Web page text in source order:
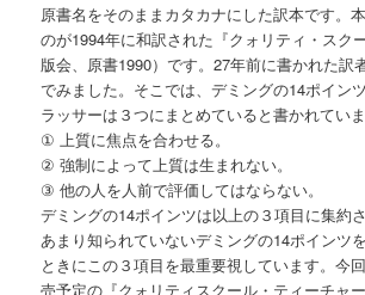
原書名をそのままカタカナにした訳本です。
のが1994年に和訳された『クォリティ・スク
版会、原書1990）です。27年前に書かれた訳
でみました。そこでは、デミングの14ポイン
ラッサーは３つにまとめていると書かれていま
① 上質に焦点を合わせる。
② 強制によって上質は生まれない。
③ 他の人を人前で評価してはならない。
デミングの14ポインツは以上の３項目に集約
あまり知られていないデミングの14ポインツ
ときにこの３項目を最重要視しています。今
売予定の『クォリティスクール・ティーチャ